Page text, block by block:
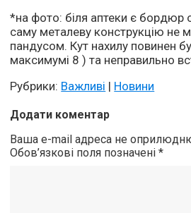
*на фото: біля аптеки є бордюр
саму металеву конструкцію не
пандусом. Кут нахилу повинен
максимумі 8 ) та неправильно
Рубрики: Важливі | Новини
Додати коментар
Ваша e-mail адреса не
Обов’язкові поля позначені*